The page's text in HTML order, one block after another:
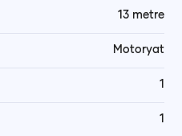
değildir. Kumanya ve
alışverişi kendiniz
13 metre
Motoryat
1
1